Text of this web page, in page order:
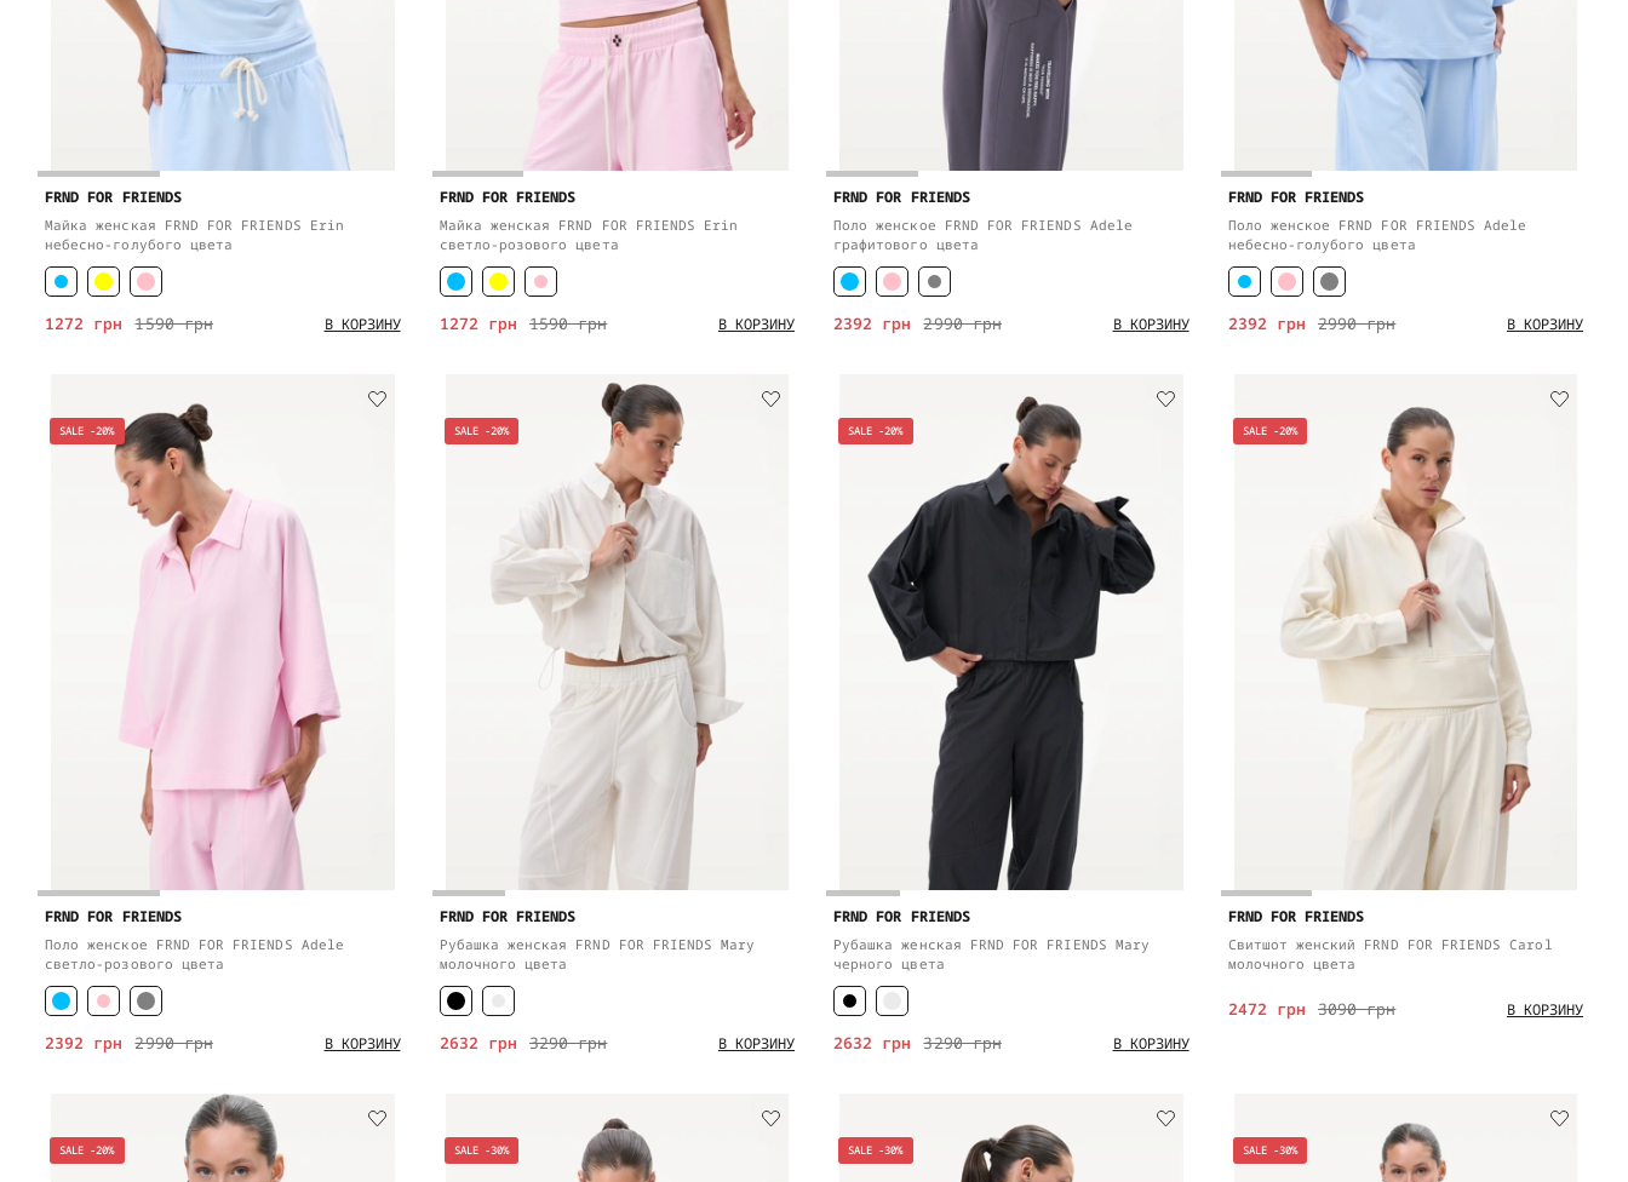
FRND FOR FRIENDS
Майка женская FRND FOR FRIENDS Erin
небесно-голубого цвета
1590 грн
1272 грн В КОРЗИНУ
FRND FOR FRIENDS
Майка женская FRND FOR FRIENDS Erin
светло-розового цвета
1590 грн
1272 грн В КОРЗИНУ
FRND FOR FRIENDS
Поло женское FRND FOR FRIENDS Adele
графитового цвета
2990 грн
2392 грн В КОРЗИНУ
FRND FOR FRIENDS
Поло женское FRND FOR FRIENDS Adele
небесно-голубого цвета
2990 грн
2392 грн В КОРЗИНУ
SALE -20%
FRND FOR FRIENDS
Поло женское FRND FOR FRIENDS Adele
светло-розового цвета
2990 грн
2392 грн В КОРЗИНУ
SALE -20%
FRND FOR FRIENDS
Рубашка женская FRND FOR FRIENDS Mary
молочного цвета
3290 грн
2632 грн В КОРЗИНУ
SALE -20%
FRND FOR FRIENDS
Рубашка женская FRND FOR FRIENDS Mary
черного цвета
3290 грн
2632 грн В КОРЗИНУ
SALE -20%
FRND FOR FRIENDS
Свитшот женский FRND FOR FRIENDS Carol
молочного цвета
3090 грн
2472 грн В КОРЗИНУ
SALE -20% SALE -30% SALE -30% SALE -30%